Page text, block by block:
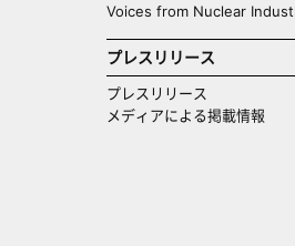
Voices from Nuclear
プレスリリース
プレスリリース
メディアによる掲載情報